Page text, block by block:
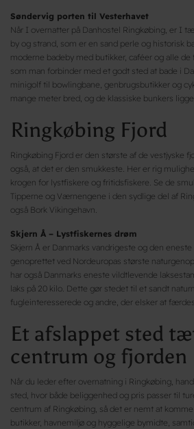
Søndervig porten til Vesterhavet
Når I overnatter på Danhostel Ringkøbing, er I
by og strand, som er en sand perle og historisk
moderne badeby med butikker, caféer og alle
som man forbinder med et godt sted at bade i
minigolf til bowlingbane, genbrugsbutikker og
mange meter bred, og de klassiske bunkers
Ringkøbing Fjord
Ringkøbing Fjord er den største af de vestjyske
også, at det er den smukkeste. Her er rig
krogen for lystfiskere og fritidsfiskere. Se de
Tipperne og Værnengene i den sydlige del af
også Bork Vikingehavn.
Skjern Å – Lystfiskernes drøm
Skjern Å er Danmarks vandrigeste og den
genoprettet ved Nordeuropas største
har også Danmarks eneste vildtlevende
laks på 20 kilo. Dette gør stedet til et sandt
fugleinteresserede og andre, der elsker at
Et afslappet sted
centrum og fjorden
Når du leder efter overnatning i Ringkøbing,
sted, hvor både beliggenhed og pris passer til
centrum af Ringkøbing, så det er nemt at
butikker, havnemiljø og hyggelige bymidte,